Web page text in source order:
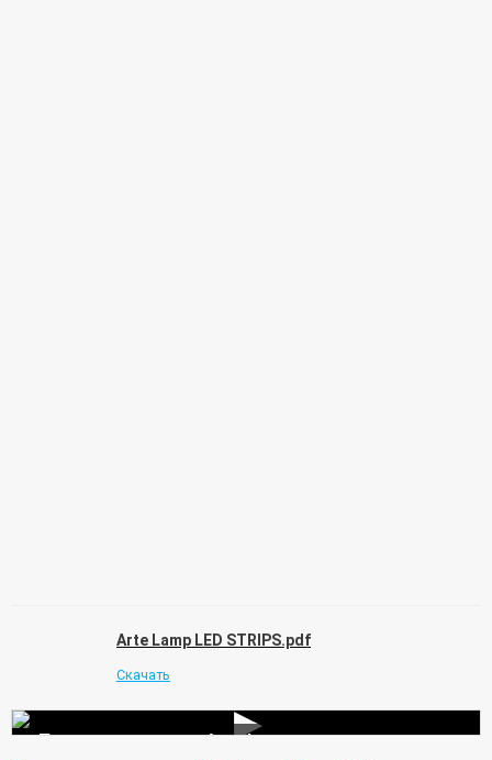
Arte Lamp LED STRIPS.pdf
Скачать
Подключение лент Arte Lamp
▶